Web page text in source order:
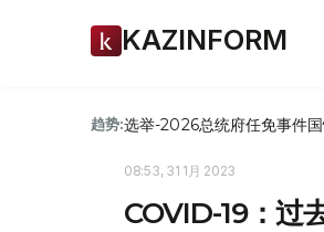
KAZINFORM
趋势:选举-2026总统府任免事件
08:53, 31 1月 2023
COVID-19：过